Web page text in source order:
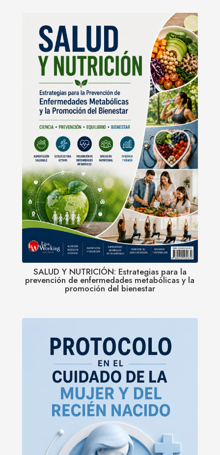
SALUD Y NUTRICIÓN: Estrategias para la
prevención de enfermedades metabólicas y la
promoción del bienestar